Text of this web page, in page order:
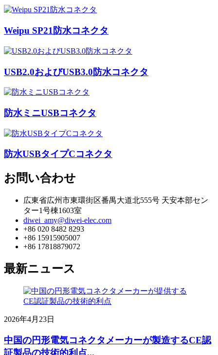
Weipu SP21防水コネクタ
USB2.0およびUSB3.0防水コネクタ
防水ミニUSBコネクタ
防水USBタイプCコネクタ
お問い合わせ
広東省広州市東環街区番禺大道北555号 天安本部セン
ター1号棟1603室
diwei_amy@diwei-elec.com
+86 020 8482 8293
+86 15915905007
+86 17818879072
最新ニュース
2026年4月23日
中国の円形電気コネクタメーカーが製造するCE認
証製品の技術的利点...